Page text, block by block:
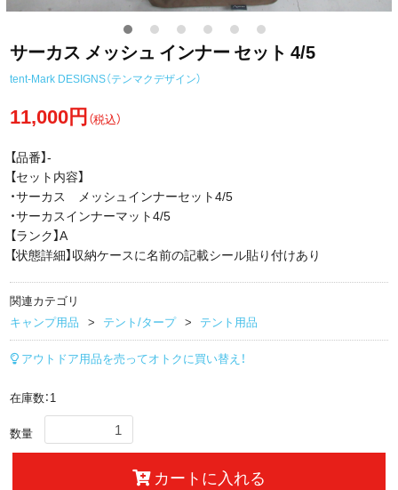
サーカス メッシュ インナー セット 4/5
tent-Mark DESIGNS（テンマクデザイン）
11,000円（税込）
【品番】-
【セット内容】
・サーカス メッシュインナーセット4/5
・サーカスインナーマット4/5
【ランク】A
【状態詳細】収納ケースに名前の記載シール貼り付けあり
関連カテゴリ
キャンプ用品
テント/タープ テント用品
アウトドア用品を売ってオトクに買い替え！
在庫数：1
数量
カートに入れる